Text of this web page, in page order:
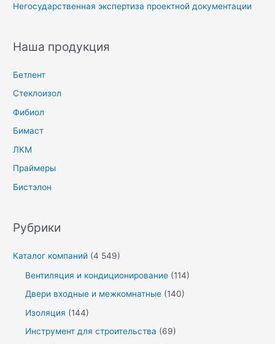
Негосударственная экспертиза проектной документации
Наша продукция
Бетлент
Стеклоизол
Фибиол
Бимаст
ЛКМ
Праймеры
Бистэлон
Рубрики
Каталог компаний (4 549)
Вентиляция и кондиционирование (114)
Двери входные и межкомнатные (140)
Изоляция (144)
Инструмент для строительства (69)